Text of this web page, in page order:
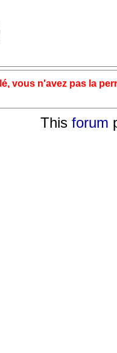
vous n'avez pas la
This forum